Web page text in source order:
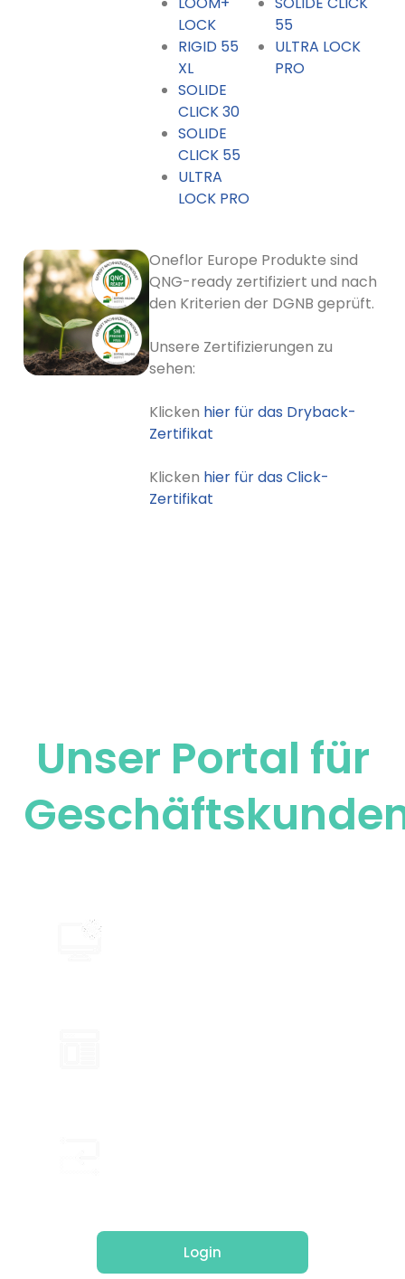
LOCK
RIGID 55
XL
SOLIDE
CLICK 30
SOLIDE
CLICK 55
ULTRA
LOCK PRO
55
ULTRA LOCK
PRO
Oneflor Europe Produkte sind
QNG-ready zertifiziert und nach
den Kriterien der DGNB geprüft.
Unsere Zertifizierungen zu
sehen:
Klicken hier für das Dryback-
Zertifikat
Klicken hier für das Click-
Zertifikat
Unser Portal für
Login